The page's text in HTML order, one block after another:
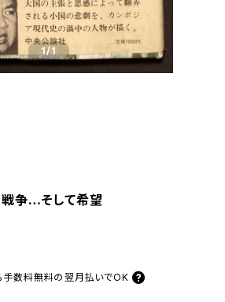
1/1
争…そして希望
手数料無料の 翌月払いでOK